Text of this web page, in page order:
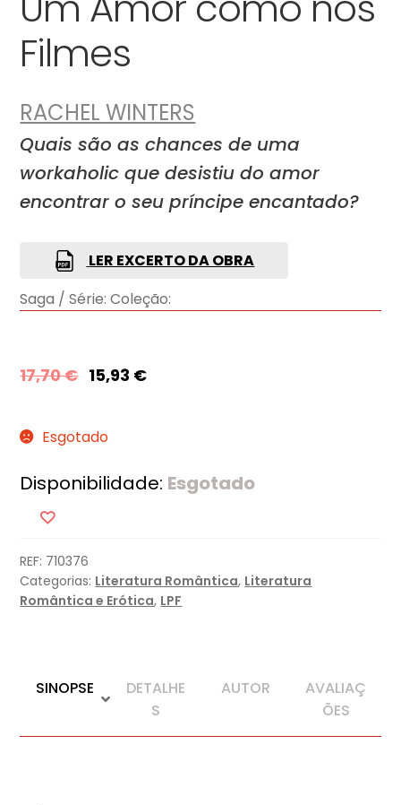
Filmes
RACHEL WINTERS
Quais são as chances de uma
workaholic que desistiu do amor
encontrar o seu príncipe encantado?
LER EXCERTO DA OBRA
Saga / Série: Coleção:
17,70€ 15,93 €
Esgotado
Disponibilidade: Esgotado
REF: 710376
Categorias: Literatura Romântica, Literatura
Romântica e Erótica, LPF
SINOPSE
DETALHE
S
AUTOR
AVALIAÇ
ÕES